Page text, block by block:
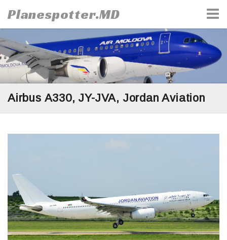
to
content
Planespotter.MD
Airbus A330, JY-JVA, Jordan Aviation